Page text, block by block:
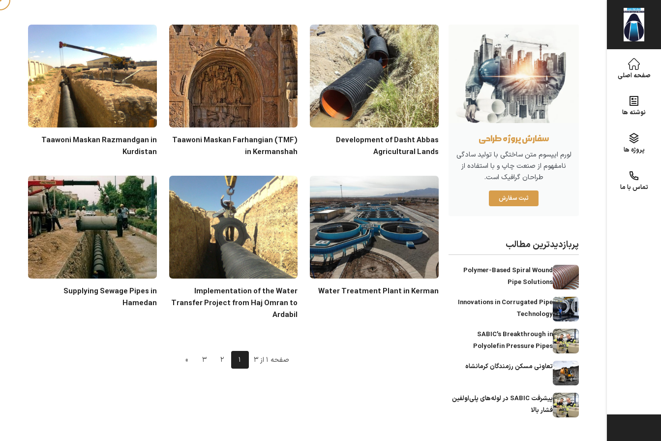
صفحه اصلی
نوشته ها
پروژه ها
تماس با ما
سفارش پروژه طراحی
لورم ایپسوم متن ساختگی با تولید سادگی
نامفهوم از صنعت چاپ و با استفاده از
طراحان گرافیک است.
ثبت سفارش
پربازدیدترین مطالب
Polymer-Based Spiral Wound
Pipe Solutions
Innovations in Corrugated Pipe
Technology
SABIC’s Breakthrough in
Polyolefin Pressure Pipes
تعاونی مسکن رزمندگان کرمانشاه
پیشرفت SABIC در لوله‌های پلی‌اولفین
فشار بالا
Development of Dasht Abbas
Agricultural Lands
Taawoni Maskan Farhangian (TMF)
in Kermanshah
Taawoni Maskan Razmandgan in
Kurdistan
Water Treatment Plant in Kerman
Implementation of the Water
Transfer Project from Haj Omran to
Ardabil
Supplying Sewage Pipes in
Hamedan
صفحه 1 از 3 1
2
3
»